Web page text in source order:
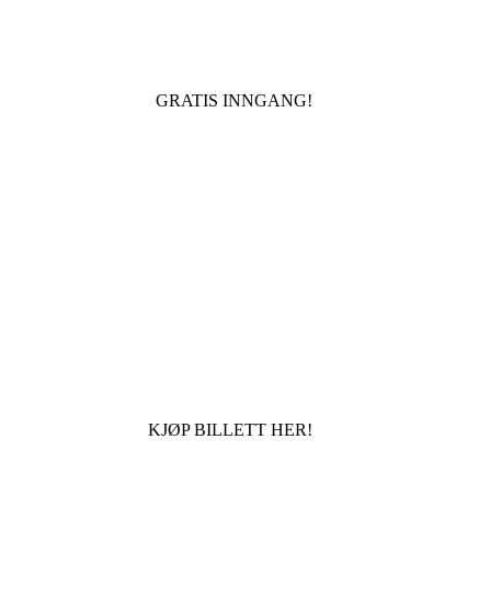
GRATIS INNGANG!
KJØP BILLETT HER!